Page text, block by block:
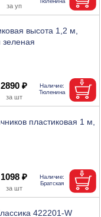
высота 1,2 м,
2890 ₽
пластиковая 1 м,
1098 ₽
422201-W